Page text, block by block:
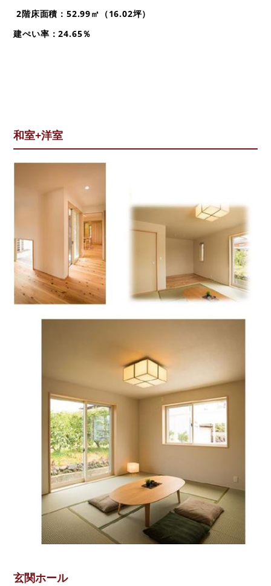
2階床面積：52.99㎡（16.02坪）
建ぺい率：24.65％
和室+洋室
玄関ホール